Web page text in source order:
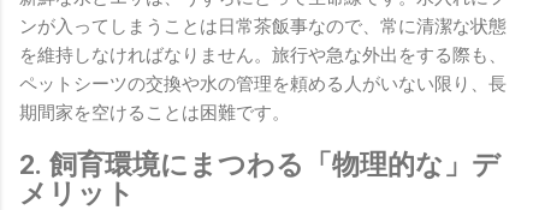
ンが入ってしまうことは日常茶飯事なので、常に清潔な状態
を維持しなければなりません。旅行や急な外出をする際も、
ペットシーツの交換や水の管理を頼める人がいない限り、長
期間家を空けることは困難です。
2. 飼育環境にまつわる「物理的な」デ
メリット